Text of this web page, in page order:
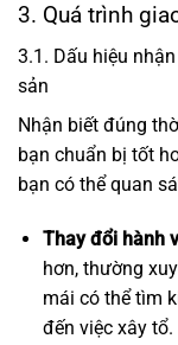
3. Quá trình
3.1. Dấu hiệu
sản
Nhận biết đúng
bạn chuẩn bị tốt
bạn có thể quan
Thay đổi hành
hơn, thường
mái có thể tìm
đến việc xây tổ.